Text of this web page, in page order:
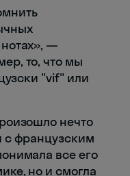
—
то, что мы
"vif" или
нечто
с французским
все его
но и смогла